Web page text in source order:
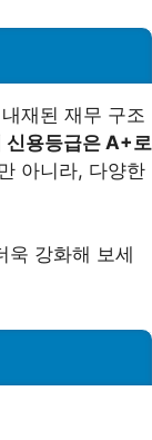
재된 재무 구조
신용등급은 A+로
아니라, 다양한
욱 강화해 보세